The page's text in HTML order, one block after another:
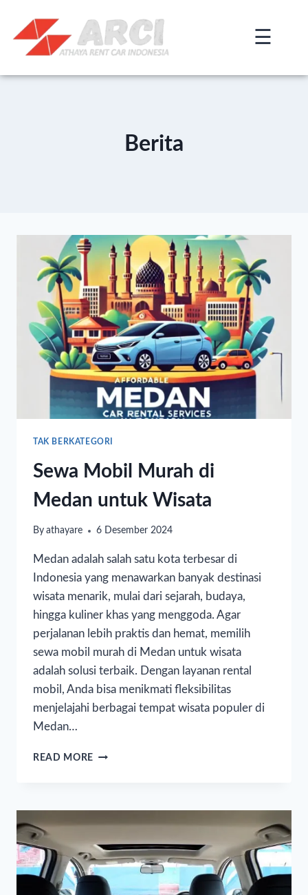
×
☰
Berita
TAK BERKATEGORI
Sewa Mobil Murah di
Medan untuk Wisata
By athayare 6 Desember 2024
Medan adalah salah satu kota terbesar di
Indonesia yang menawarkan banyak destinasi
wisata menarik, mulai dari sejarah, budaya,
hingga kuliner khas yang menggoda. Agar
perjalanan lebih praktis dan hemat, memilih
sewa mobil murah di Medan untuk wisata
adalah solusi terbaik. Dengan layanan rental
mobil, Anda bisa menikmati fleksibilitas
menjelajahi berbagai tempat wisata populer di
Medan…
READ MORE